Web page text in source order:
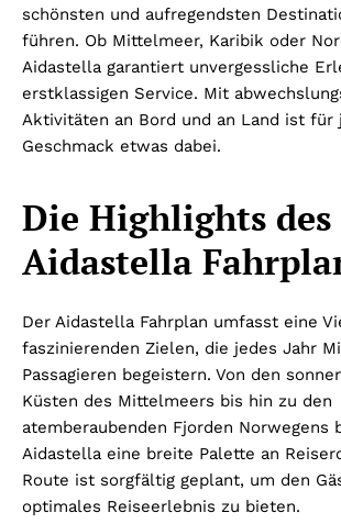
schönsten und aufregendsten
führen. Ob Mittelmeer, Karibik oder
Aidastella garantiert unvergessliche
erstklassigen Service. Mit
Aktivitäten an Bord und an Land ist für
Geschmack etwas dabei.
Die Highlights des
Aidastella
Der Aidastella Fahrplan umfasst eine
faszinierenden Zielen, die jedes Jahr
Passagieren begeistern. Von den
Küsten des Mittelmeers bis hin zu den
atemberaubenden Fjorden Norwegens
Aidastella eine breite Palette an
Route ist sorgfältig geplant, um den
optimales Reiseerlebnis zu bieten.